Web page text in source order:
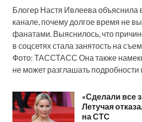
Блогер Настя Ивлеева объяснила
канале, почему долгое время не
фанатами. Выяснилось, что
в соцсетях стала занятость на
Фото: ТАССТАСС Она также
не может разглашать подробности
«Сделали все
Летучая
на СТС